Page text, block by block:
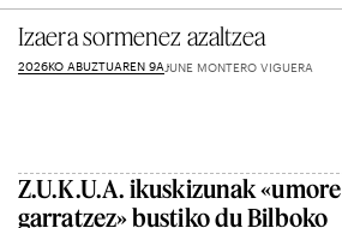
Izaera sormenez azaltzea
2026KO ABUZTUAREN 9A JUNE MONTERO VIGUERA
Z.U.K.U.A. ikuskizunak «umore
garratzez» bustiko du Bilboko